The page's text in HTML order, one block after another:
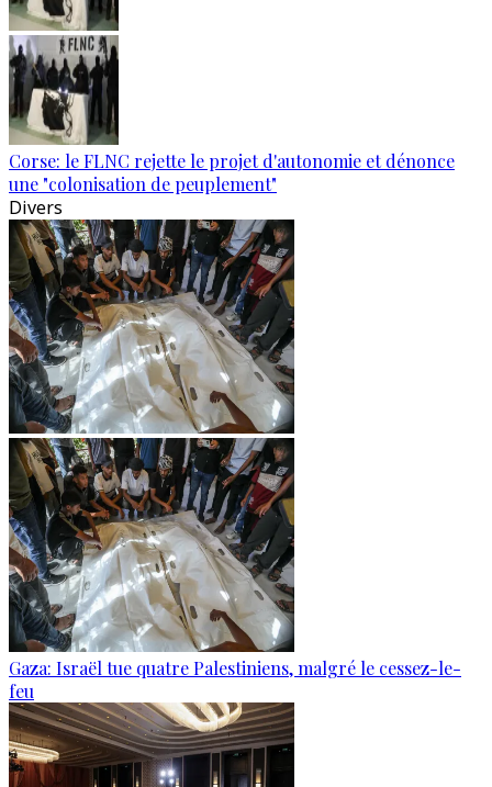
Corse: le FLNC rejette le projet d'autonomie et dénonce
une "colonisation de peuplement"
Divers
Gaza: Israël tue quatre Palestiniens, malgré le cessez-le-
feu